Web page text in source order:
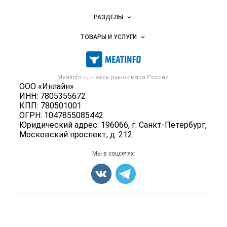
Meatinfo.ru – весь рынок мяса России.
ООО «Инлайн»
ИНН: 7805355672
КПП: 780501001
ОГРН: 1047855085442
Юридический адрес: 196066, г. Санкт-Петербург,
Московский проспект, д. 212
Новости Meatinfo.ru
Размещение рекламы
Публичная оферта
Контактная информация
Политика обработки персональных данных
РАЗДЕЛЫ
Объявления
Новости рынка
Мониторинг
Вакансии
ТОВАРЫ И УСЛУГИ
Мясо, мясопродукты
Скот в живом весе
Колбасы, сосиски, деликатесы
Мясные полуфабрикаты
Мясные снеки
Яйца
Карта объявлений
Мы в соцсетях: